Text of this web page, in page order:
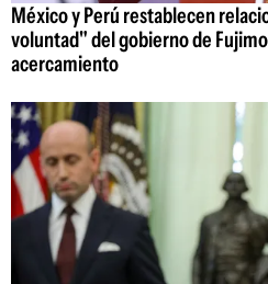
México y Perú restablecen
voluntad" del gobierno de
acercamiento